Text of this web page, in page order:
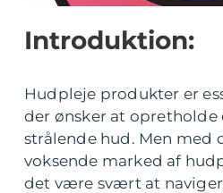
Introduktion:
Hudpleje produkter er
der ønsker at opretholde
strålende hud. Men med
voksende marked af
det være svært at